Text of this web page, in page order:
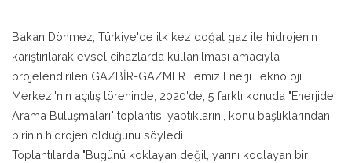
Bakan Dönmez, Türkiye'de ilk kez doğal gaz ile hidrojenin
karıştırılarak evsel cihazlarda kullanılması amacıyla
projelendirilen GAZBİR-GAZMER Temiz Enerji Teknoloji
Merkezi'nin açılış töreninde, 2020'de, 5 farklı konuda "Enerjide
Arama Buluşmaları" toplantısı yaptıklarını, konu başlıklarından
birinin hidrojen olduğunu söyledi.
Toplantılarda "Bugünü koklayan değil, yarını kodlayan bir